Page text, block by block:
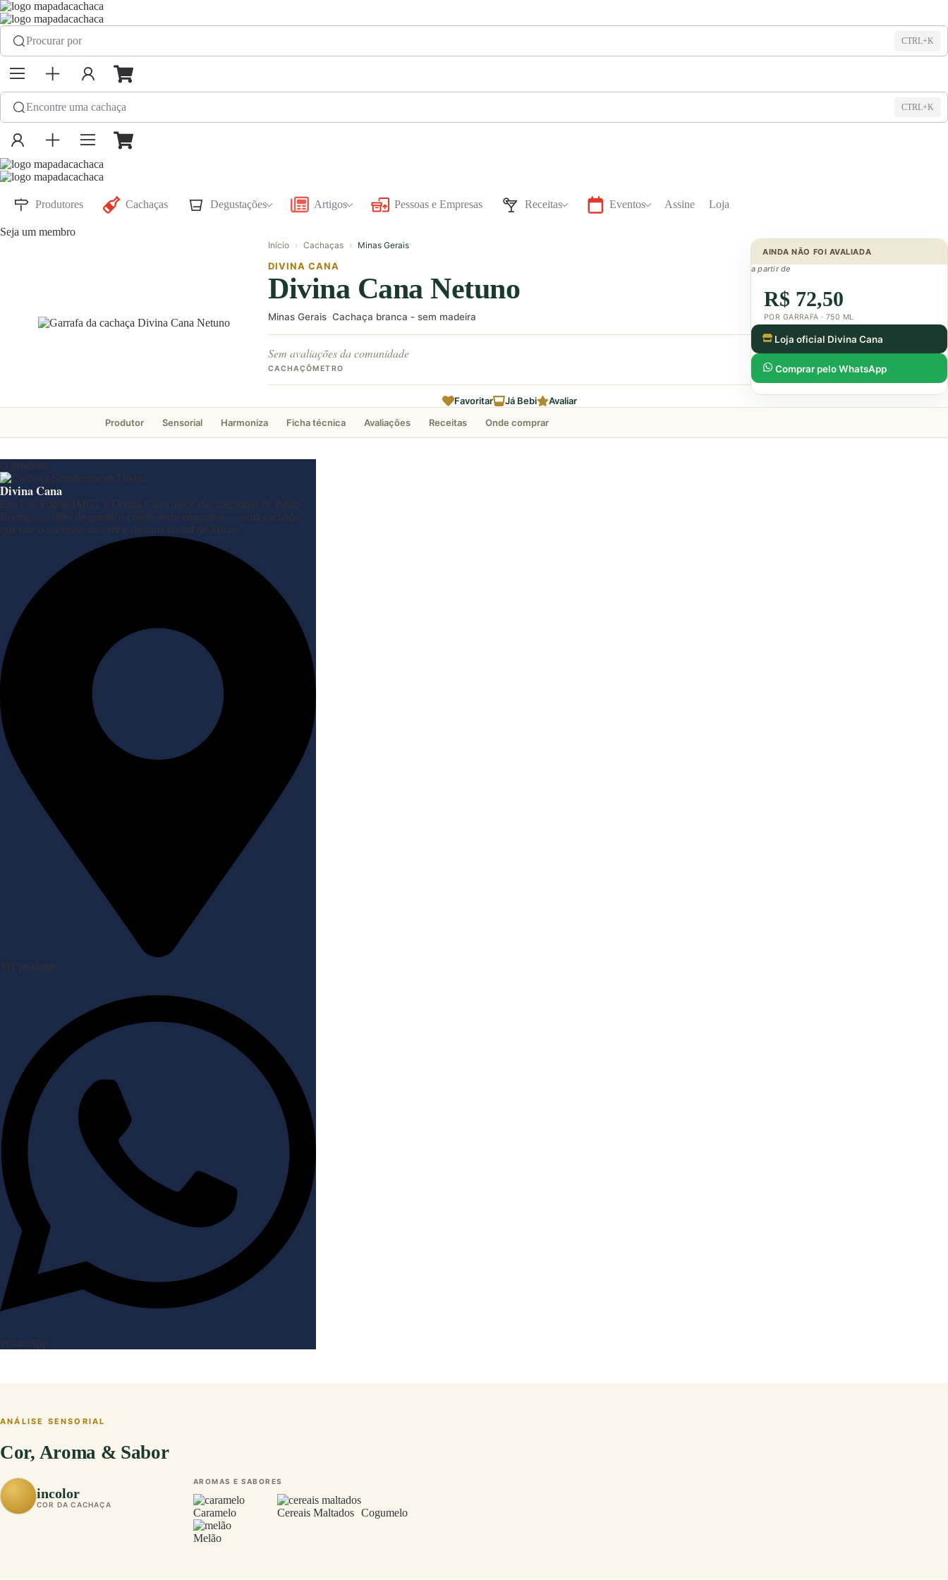
Procurar por CTRL+K
Encontre uma cachaça CTRL+K
Produtores Cachaças Degustações Artigos Pessoas e Empresas Receitas Eventos Assine Loja
Seja um membro
Início › Cachaças › Minas Gerais
DIVINA CANA
Divina Cana Netuno
Minas Gerais··Cachaça branca - sem madeira
Sem avaliações da comunidade
CACHAÇÔMETRO
Favoritar Já Bebi Avaliar
AINDA NÃO FOI AVALIADA
a partir de
R$ 72,50
POR GARRAFA · 750 ML
Loja oficial Divina Cana
Comprar pelo WhatsApp
Produtor Sensorial Harmoniza Ficha técnica Avaliações Receitas Onde comprar
Divina Cana
ANÁLISE SENSORIAL
Cor, Aroma & Sabor
incolor
COR DA CACHAÇA
AROMAS E SABORES
Caramelo Cereais Maltados Cogumelo
Melão